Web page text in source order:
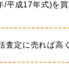
平成17年式)を買
査定に売れば高